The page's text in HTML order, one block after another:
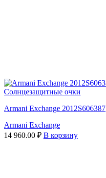
Солнцезащитные очки
Armani Exchange 2012S606387
Armani Exchange
14 960.00 ₽ В корзину